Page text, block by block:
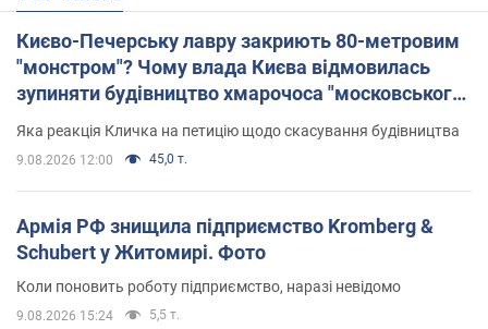
Києво-Печерську лавру закриють 80-метровим
"монстром"? Чому влада Києва відмовилась
зупиняти будівництво хмарочоса "московського
вірянина"
Яка реакція Кличка на петицію щодо скасування будівництва
9.08.2026 12:00 45,0 т.
Армія РФ знищила підприємство Kromberg &
Schubert у Житомирі. Фото
Коли поновить роботу підприємство, наразі невідомо
9.08.2026 15:24 5,5 т.